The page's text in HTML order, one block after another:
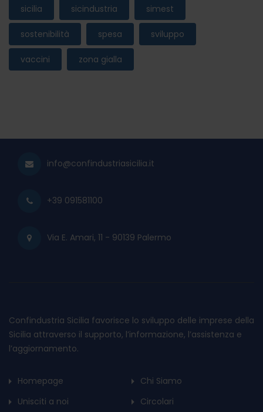
sicilia sicindustria simest
sostenibilità spesa sviluppo
vaccini zona gialla
info@confindustriasicilia.it
+39 091581100
Via E. Amari, 11 - 90139 Palermo
Confindustria Sicilia favorisce lo sviluppo delle imprese della
Sicilia attraverso il supporto, l’informazione, l’assistenza e
l’aggiornamento.
Homepage
Chi Siamo
Unisciti a noi
Circolari